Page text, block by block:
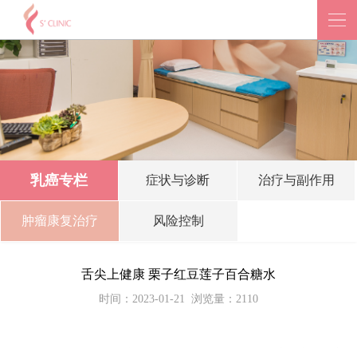
乳癌专栏 症状与诊断 治疗与副作用
肿瘤康复治疗 风险控制
舌尖上健康 栗子红豆莲子百合糖水
时间：2023-01-21 浏览量：2110